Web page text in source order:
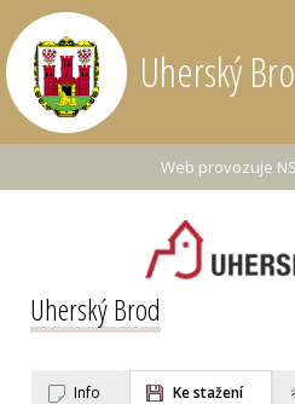
Uherský
Web provozuje
Uherský Brod
Info Ke stažení